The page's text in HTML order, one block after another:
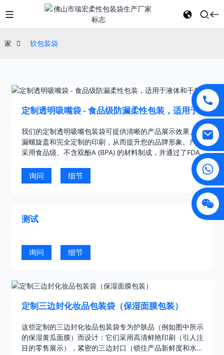
家 软包装袋
定制透明吸嘴袋 - 食品级防漏柔性包装，适用于液
我们的定制透明吸嘴包装袋可提供清晰的产品展示效果、防
漏螺旋盖和完全定制的印刷，从而提升您的品牌形象。产品
采用食品级、不含双酚A (BPA) 的材料制成，并通过了FDA、
SGS和ISO9001认证，是包装液体、谷物、零食和宠物食品
的理想之选。拥有8年的生产经验……
询问 细节
测试
询问 细节
定制三边封化妆品包装袋（保湿面膜包装）
这些定制的三边封化妆品包装袋专为护肤品（例如图中所示
的保湿黄瓜面膜）而设计：它们采用高清鲜艳印刷（引人注
目的零售展示），紧密的三边封口（锁住产品新鲜度和水